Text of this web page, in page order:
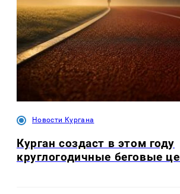
Новости Кургана
Курган создаст в этом году
круглогодичные беговые